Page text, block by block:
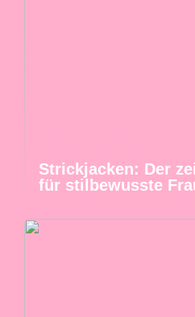
Strickjacken: Der
für stilbewusste